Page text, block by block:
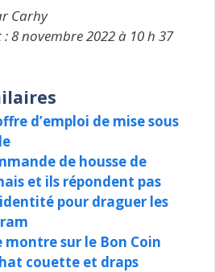
Carhy
8 novembre 2022 à 10 h 37
d’emploi de mise sous
de housse de
et ils répondent pas
pour draguer les
montre sur le Bon Coin
couette et draps